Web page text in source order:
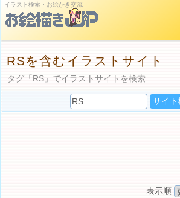
イラスト検索・お絵かき交流
RSを含むイラストサイト
タグ「RS」でイラストサイトを検索
表示順